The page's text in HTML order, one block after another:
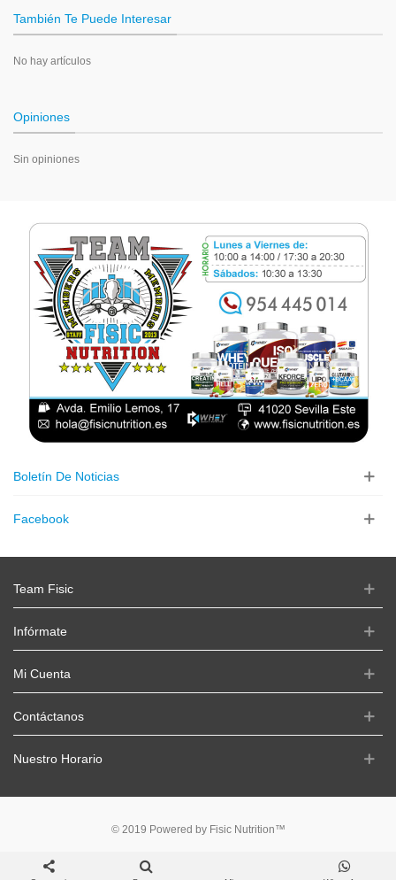
También Te Puede Interesar
No hay artículos
Opiniones
Sin opiniones
Boletín De Noticias
Facebook
Team Fisic
Infórmate
Mi Cuenta
Contáctanos
Nuestro Horario
© 2019 Powered by Fisic Nutrition™